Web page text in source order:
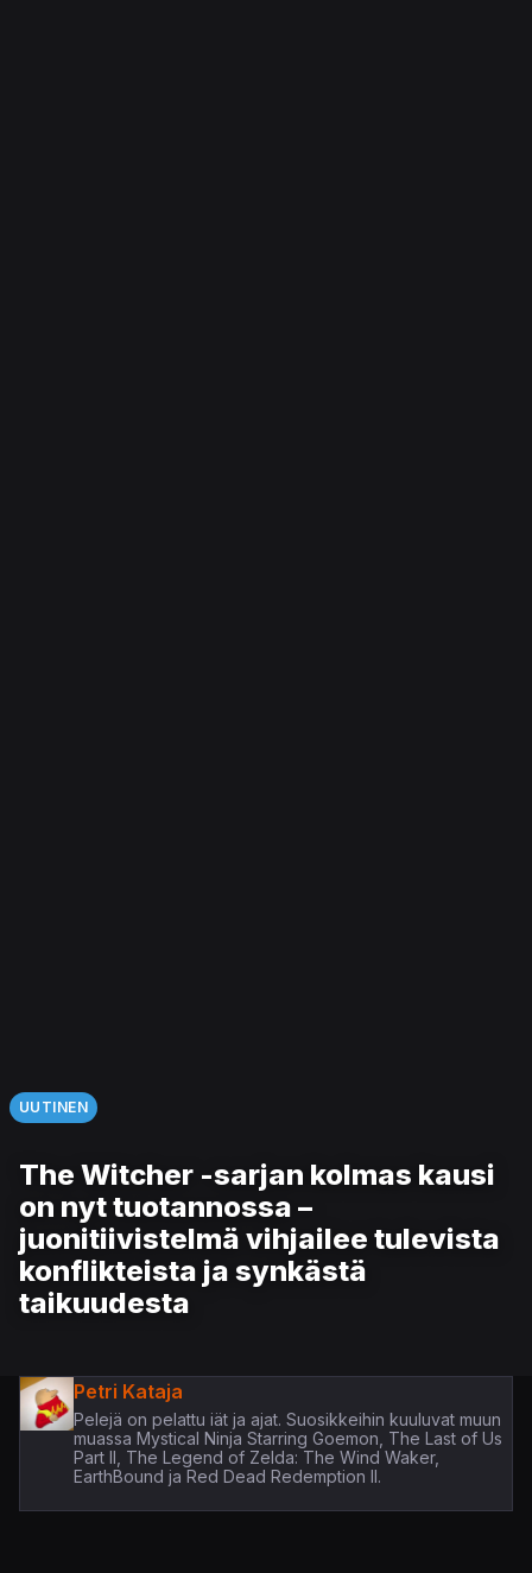
UUTINEN
The Witcher -sarjan kolmas kausi
on nyt tuotannossa –
juonitiivistelmä vihjailee tulevista
konflikteista ja synkästä
taikuudesta
Petri Kataja
Pelejä on pelattu iät ja ajat. Suosikkeihin kuuluvat muun
muassa Mystical Ninja Starring Goemon, The Last of Us
Part II, The Legend of Zelda: The Wind Waker,
EarthBound ja Red Dead Redemption II.